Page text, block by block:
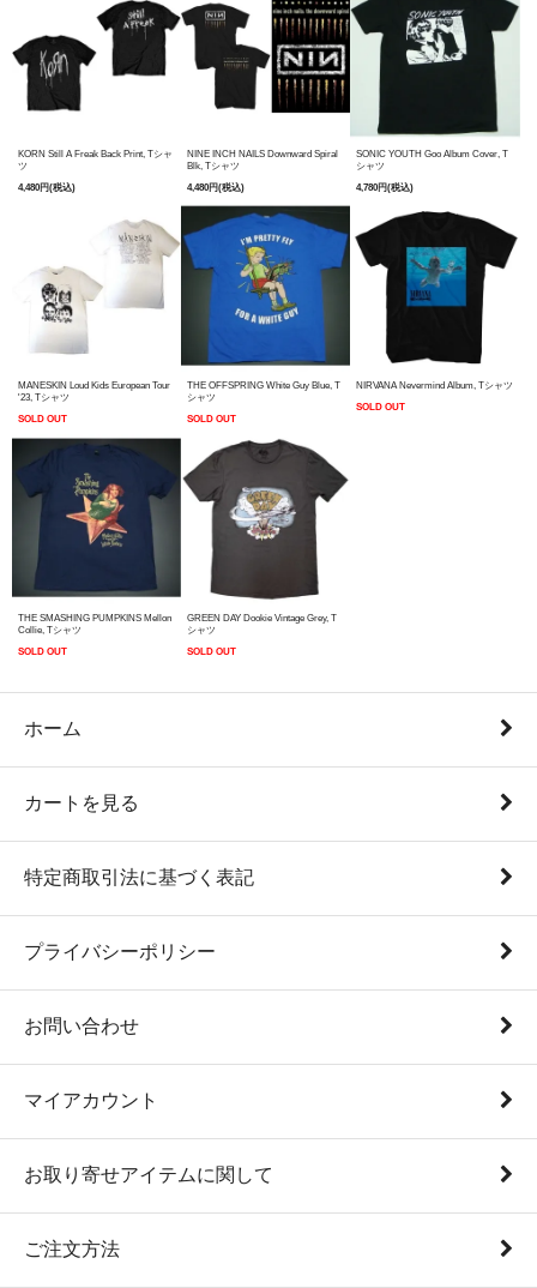
KORN Still A Freak Back Print, Tシャ
ツ
4,480円(税込)
NINE INCH NAILS Downward Spiral
Blk, Tシャツ
4,480円(税込)
SONIC YOUTH Goo Album Cover, T
シャツ
4,780円(税込)
MANESKIN Loud Kids European Tour
'23, Tシャツ
SOLD OUT
THE OFFSPRING White Guy Blue, T
シャツ
SOLD OUT
NIRVANA Nevermind Album, Tシャツ
SOLD OUT
THE SMASHING PUMPKINS Mellon
Collie, Tシャツ
SOLD OUT
GREEN DAY Dookie Vintage Grey, T
シャツ
SOLD OUT
ホーム
カートを見る
特定商取引法に基づく表記
プライバシーポリシー
お問い合わせ
マイアカウント
お取り寄せアイテムに関して
ご注文方法